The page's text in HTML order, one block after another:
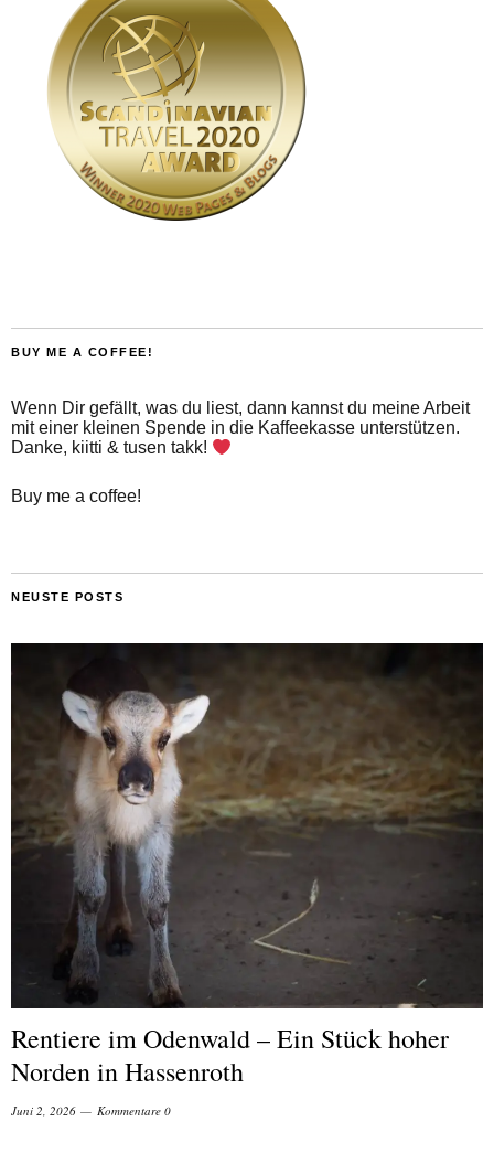
BUY ME A COFFEE!
Wenn Dir gefällt, was du liest, dann kannst du meine Arbeit
mit einer kleinen Spende in die Kaffeekasse unterstützen.
Danke, kiitti & tusen takk!
Buy me a coffee!
NEUSTE POSTS
Rentiere im Odenwald – Ein Stück hoher
Norden in Hassenroth
Juni 2, 2026 Kommentare 0